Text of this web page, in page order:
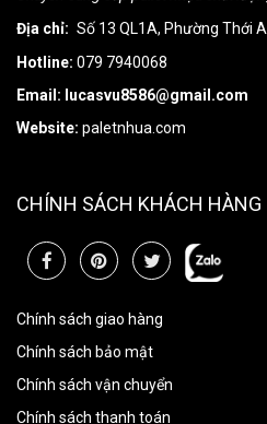
Địa chỉ: Số 13 QL1A, Phường Thới
Hotline: 079 7940068
Email: lucasvu8586@gmail.com
Website: paletnhua.com
CHÍNH SÁCH KHÁCH HÀNG
Chính sách giao hàng
Chính sách bảo mật
Chính sách vận chuyển
Chính sách thanh toán